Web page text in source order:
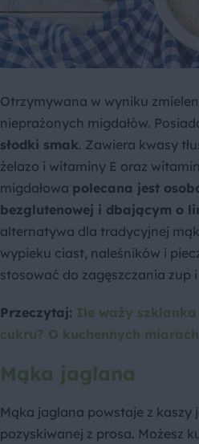
Otrzymywana w wyniku
nieprażonych migdałów.
słodki smak. Zawiera kwasy
żelazo i witaminy E oraz
migdałowa polecana jest
bezglutenowej i dbającym o
alternatywa dla tradycyjnej
wypieku ciast, naleśników i
stosować do zagęszczania zup i
Przeczytaj: Ile waży
cukru? O kuchennych miarach
Mąka jaglana
Mąka jaglana powstaje z kaszy
pozyskiwanej z prosa. Możesz